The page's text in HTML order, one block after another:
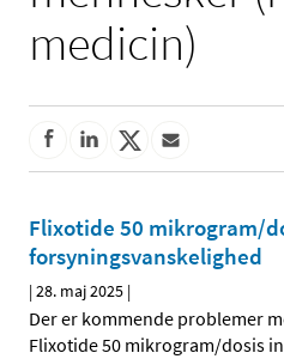
medicin)
Flixotide 50 mikrogram/
forsyningsvanskelighed
|28. maj 2025 |
Der er kommende problemer
Flixotide 50 mikrogram/dosis